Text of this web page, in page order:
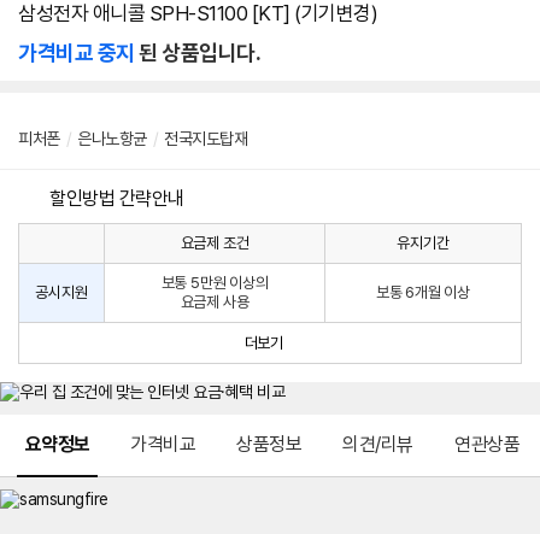
삼성전자 애니콜 SPH-S1100 [KT] (기기변경)
가격비교 중지 된 상품입니다.
피처폰 / 은나노항균 / 전국지도탑재
할인방법 간략안내
원
선
택
약
정
사
인
법
요금제 조건 유지기간
공시지원
보통 5만원 이상의
요금제 사용
보통 6개월 이상
더보기
요약정보 가격비교 상품정보 의견/리뷰 연관상품